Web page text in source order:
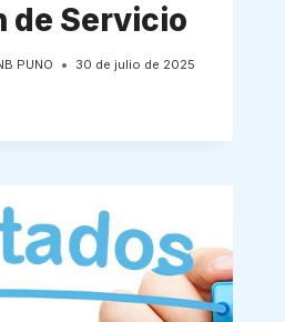
de Servicio
PUNO 30 de julio de 2025